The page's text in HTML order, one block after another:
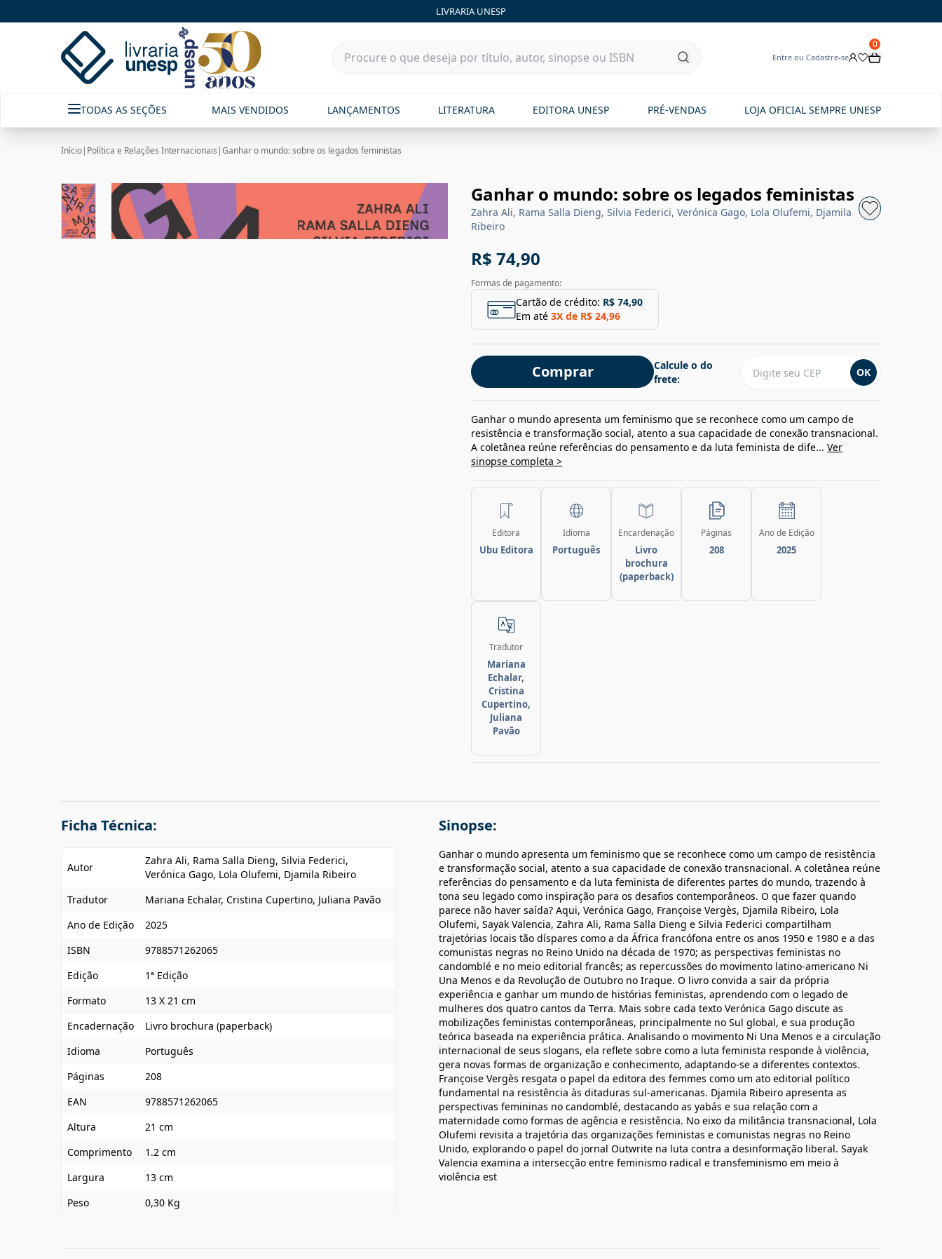
LIVRARIA UNESP
Entre ou Cadastre-se
0
TODAS AS SEÇÕES MAIS VENDIDOS LANÇAMENTOS LITERATURA EDITORA UNESP PRÉ-VENDAS LOJA OFICIAL SEMPRE UNESP
Início| Política e Relações Internacionais |Ganhar o mundo: sobre os legados feministas
Ganhar o mundo: sobre os legados feministas
Zahra Ali, Rama Salla Dieng, Silvia Federici, Verónica Gago, Lola Olufemi, Djamila
Ribeiro
R$ 74,90
Formas de pagamento:
Cartão de crédito: R$ 74,90
Em até 3X de R$ 24,96
Comprar
Calcule o do
frete:
OK
Ganhar o mundo apresenta um feminismo que se reconhece como um campo de
resistência e transformação social, atento a sua capacidade de conexão transnacional.
A coletânea reúne referências do pensamento e da luta feminista de dife... Ver
sinopse completa >
Editora
Ubu Editora
Idioma
Português
Encardenação
Livro
brochura
(paperback)
Páginas
208
Ano de Edição
2025
Tradutor
Mariana
Echalar,
Cristina
Cupertino,
Juliana
Pavão
Ficha Técnica:
Autor
Zahra Ali, Rama Salla Dieng, Silvia Federici,
Verónica Gago, Lola Olufemi, Djamila Ribeiro
Tradutor
Mariana Echalar, Cristina Cupertino, Juliana Pavão
Ano de Edição
2025
ISBN
9788571262065
Edição
1ª Edição
Formato
13 X 21 cm
Encadernação
Livro brochura (paperback)
Idioma
Português
Páginas
208
EAN
9788571262065
Altura
21 cm
Comprimento
1.2 cm
Largura
13 cm
Peso
0,30 Kg
Sinopse:
Ganhar o mundo apresenta um feminismo que se reconhece como um campo de resistência
e transformação social, atento a sua capacidade de conexão transnacional. A coletânea reúne
referências do pensamento e da luta feminista de diferentes partes do mundo, trazendo à
tona seu legado como inspiração para os desafios contemporâneos. O que fazer quando
parece não haver saída? Aqui, Verónica Gago, Françoise Vergès, Djamila Ribeiro, Lola
Olufemi, Sayak Valencia, Zahra Ali, Rama Salla Dieng e Silvia Federici compartilham
trajetórias locais tão díspares como a da África francófona entre os anos 1950 e 1980 e a das
comunistas negras no Reino Unido na década de 1970; as perspectivas feministas no
candomblé e no meio editorial francês; as repercussões do movimento latino-americano Ni
Una Menos e da Revolução de Outubro no Iraque. O livro convida a sair da própria
experiência e ganhar um mundo de histórias feministas, aprendendo com o legado de
mulheres dos quatro cantos da Terra. Mais sobre cada texto Verónica Gago discute as
mobilizações feministas contemporâneas, principalmente no Sul global, e sua produção
teórica baseada na experiência prática. Analisando o movimento Ni Una Menos e a circulação
internacional de seus slogans, ela reflete sobre como a luta feminista responde à violência,
gera novas formas de organização e conhecimento, adaptando-se a diferentes contextos.
Françoise Vergès resgata o papel da editora des femmes como um ato editorial político
fundamental na resistência às ditaduras sul-americanas. Djamila Ribeiro apresenta as
perspectivas femininas no candomblé, destacando as yabás e sua relação com a
maternidade como formas de agência e resistência. No eixo da militância transnacional, Lola
Olufemi revisita a trajetória das organizações feministas e comunistas negras no Reino
Unido, explorando o papel do jornal Outwrite na luta contra a desinformação liberal. Sayak
Valencia examina a intersecção entre feminismo radical e transfeminismo em meio à
violência est